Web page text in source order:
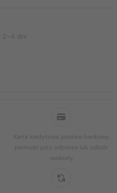
Karta kredytowa, przelew bankowy,
płatność przy odbiorze lub odbiór
osobisty
2–4 dni